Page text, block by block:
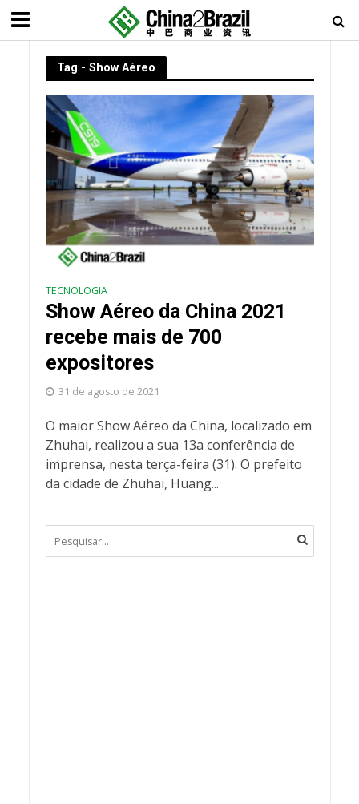
Tag - Show Aéreo
TECNOLOGIA
Show Aéreo da China 2021
recebe mais de 700
expositores
31 de agosto de 2021
O maior Show Aéreo da China, localizado em
Zhuhai, realizou a sua 13a conferência de
imprensa, nesta terça-feira (31). O prefeito
da cidade de Zhuhai, Huang...